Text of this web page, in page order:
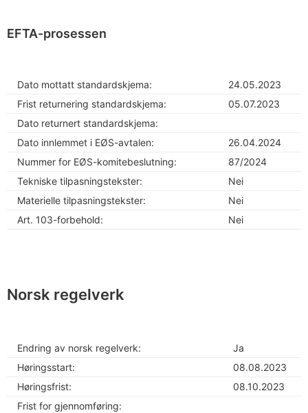
EFTA-prosessen
Dato mottatt standardskjema:
24.05.2023
Frist returnering standardskjema:
05.07.2023
Dato returnert standardskjema:
Dato innlemmet i EØS-avtalen:
26.04.2024
Nummer for EØS-komitebeslutning:
87/2024
Tekniske tilpasningstekster:
Nei
Materielle tilpasningstekster:
Nei
Art. 103-forbehold:
Nei
Norsk regelverk
Endring av norsk regelverk:
Ja
Høringsstart:
08.08.2023
Høringsfrist:
08.10.2023
Frist for gjennomføring: